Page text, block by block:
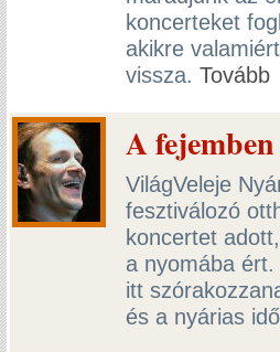
koncerteket
akikre
vissza. Tovább
A
VilágVeleje
fesztiválozó
koncertet
a nyomába
itt
és a nyárias